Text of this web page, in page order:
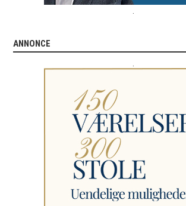
ANNONCE